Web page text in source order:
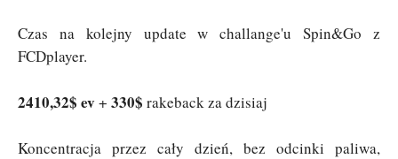
Czas na kolejny update w challange'u Spin&Go z
FCDplayer.
2410,32$ ev+ 330$ rakeback za dzisiaj
Koncentracja przez cały dzień, bez odcinki paliwa,